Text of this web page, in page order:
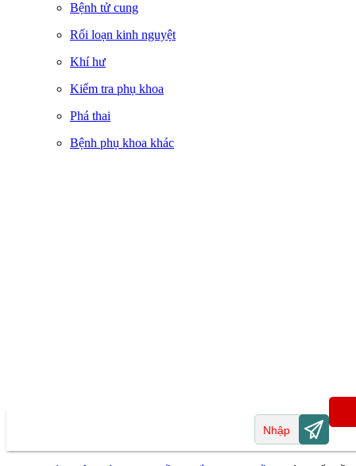
Bệnh tử cung
Rối loạn kinh nguyệt
Khí hư
Kiểm tra phụ khoa
Phá thai
Bệnh phụ khoa khác